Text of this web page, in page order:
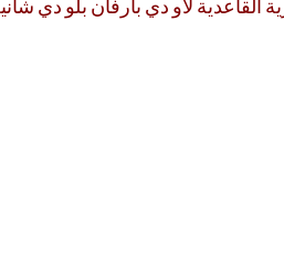
القاعدية لاو دي بارفان بلو دي